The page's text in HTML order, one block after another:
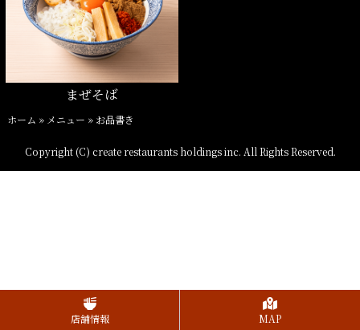
まぜそば
ホーム » メニュー » お品書き
Copyright (C) create restaurants holdings inc. All Rights Reserved.
店舗情報 MAP